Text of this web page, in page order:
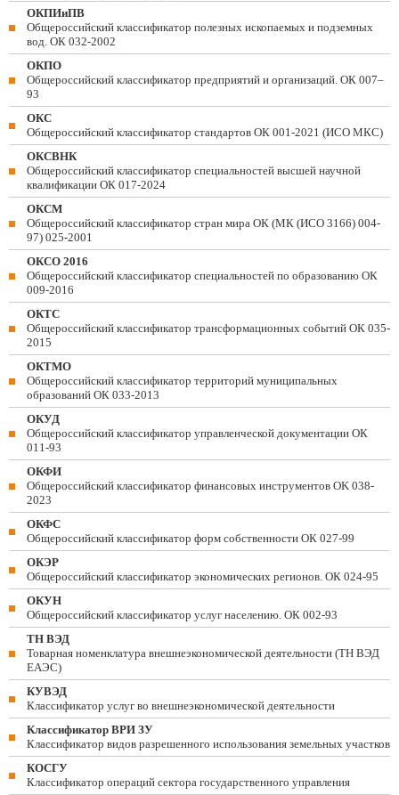
ОКПИиПВ
Общероссийский классификатор полезных ископаемых и подземных
вод. ОК 032-2002
ОКПО
Общероссийский классификатор предприятий и организаций. ОК 007–
93
ОКС
Общероссийский классификатор стандартов ОК 001-2021 (ИСО МКС)
ОКСВНК
Общероссийский классификатор специальностей высшей научной
квалификации ОК 017-2024
ОКСМ
Общероссийский классификатор стран мира ОК (МК (ИСО 3166) 004-
97) 025-2001
ОКСО 2016
Общероссийский классификатор специальностей по образованию ОК
009-2016
ОКТС
Общероссийский классификатор трансформационных событий ОК 035-
2015
ОКТМО
Общероссийский классификатор территорий муниципальных
образований ОК 033-2013
ОКУД
Общероссийский классификатор управленческой документации ОК
011-93
ОКФИ
Общероссийский классификатор финансовых инструментов OK 038-
2023
ОКФС
Общероссийский классификатор форм собственности ОК 027-99
ОКЭР
Общероссийский классификатор экономических регионов. ОК 024-95
ОКУН
Общероссийский классификатор услуг населению. ОК 002-93
ТН ВЭД
Товарная номенклатура внешнеэкономической деятельности (ТН ВЭД
ЕАЭС)
КУВЭД
Классификатор услуг во внешнеэкономической деятельности
Классификатор ВРИ ЗУ
Классификатор видов разрешенного использования земельных участков
КОСГУ
Классификатор операций сектора государственного управления